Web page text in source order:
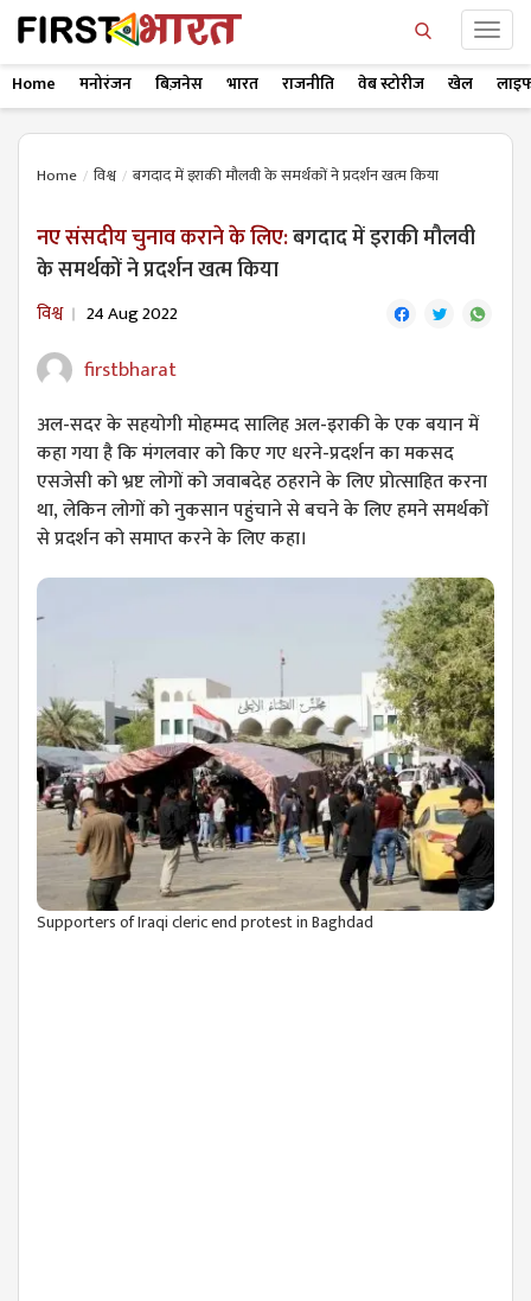
Home मनोरंजन बिज़नेस भारत राजनीति वेब स्टोरीज खेल
Home विश्व बगदाद में इराकी मौलवी के समर्थकों ने प्रदर्शन खत्म किया
नए संसदीय चुनाव कराने के लिए:बगदाद में इराकी मौलवी
के समर्थकों ने प्रदर्शन खत्म किया
विश्व 24 Aug 2022
firstbharat
अल-सदर के सहयोगी मोहम्मद सालिह अल-इराकी के एक बयान में
कहा गया है कि मंगलवार को किए गए धरने-प्रदर्शन का मकसद
एसजेसी को भ्रष्ट लोगों को जवाबदेह ठहराने के लिए प्रोत्साहित करना
था, लेकिन लोगों को नुकसान पहुंचाने से बचने के लिए हमने समर्थकों
से प्रदर्शन को समाप्त करने के लिए कहा।
Supporters of Iraqi cleric end protest in Baghdad